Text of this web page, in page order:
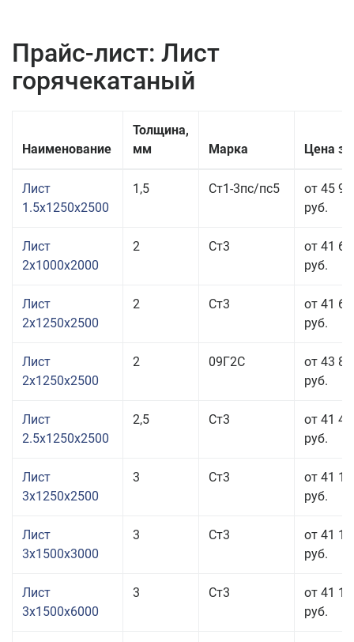
Прайс-лист: Лист
горячекатаный
Наименование
Толщина,
мм
Марка Цена за
Лист
1.5x1250x2500
1,5 Ст1-3пс/пс5
от 45
руб.
Лист
2x1000x2000
2 Ст3
от 41
руб.
Лист
2x1250x2500
2 Ст3
от 41
руб.
Лист
2x1250x2500
2 09Г2С
от 43
руб.
Лист
2.5x1250x2500
2,5 Ст3
от 41
руб.
Лист
3x1250x2500
3 Ст3
от 41
руб.
Лист
3x1500x3000
3 Ст3
от 41
руб.
Лист
3x1500x6000
3 Ст3
от 41
руб.